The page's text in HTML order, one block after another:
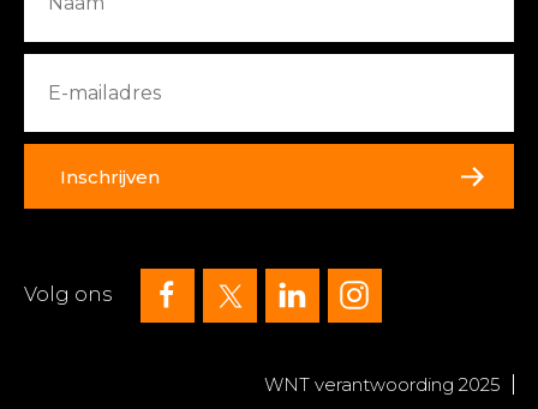
Inschrijven
Volg ons
WNT verantwoording 2025